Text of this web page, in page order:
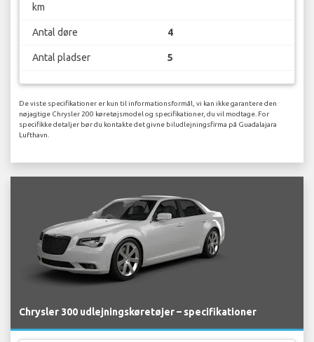
km
Antal døre 4
Antal pladser 5
De viste specifikationer er kun til informationsformål, vi kan ikke garantere den
nøjagtige Chrysler 200 køretøjsmodel og specifikationer, du vil modtage. For
specifikke detaljer bør du kontakte det givne biludlejningsfirma på Guadalajara
Lufthavn.
Chrysler 300 udlejningskøretøjer – specifikationer